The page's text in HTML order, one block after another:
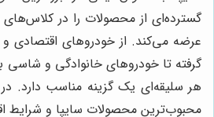
گسترده‌ای از محصولات را در کلاس‌های
عرضه می‌کند. از خودروهای اقتصادی و
گرفته تا خودروهای خانوادگی و شاسی
هر سلیقه‌ای یک گزینه مناسب دارد.
محبوب‌ترین محصولات سایپا و شرایط